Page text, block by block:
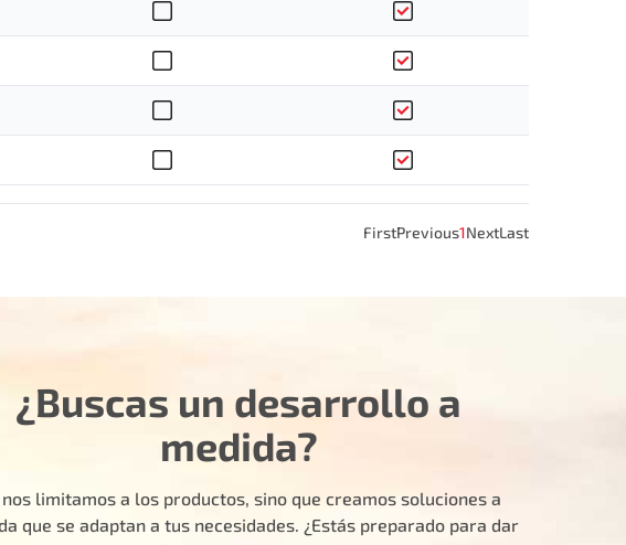
FirstPrevious1NextLast
¿Buscas un desarrollo a
medida?
nos limitamos a los productos, sino que creamos soluciones a
que se adaptan a tus necesidades. ¿Estás preparado para dar